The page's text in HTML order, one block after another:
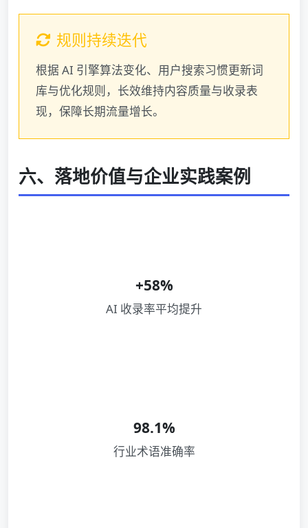
规则持续迭代
根据 AI 引擎算法变化、用户搜索习惯更新词
库与优化规则，长效维持内容质量与收录表
现，保障长期流量增长。
六、落地价值与企业实践案例
+58%
AI 收录率平均提升
98.1%
行业术语准确率